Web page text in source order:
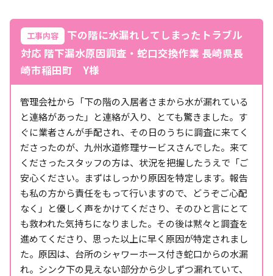
工事内容
下の階に水漏れしてしまったトラブル
対応 階下漏水原因調査・蛇口交換作業 長崎県長
崎市稲田町 Y様
管理会社から「下の階の入居者さまから水が漏れている
と連絡があった」と連絡が入り、とても驚きました。す
ぐに業者さんが手配され、その日のうちに調査に来てく
ださったのが、九州水道修理サービスさんでした。来て
くださったスタッフの方は、状況を把握したうえで「ご
安心ください。まずはしっかり原因を特定します。報告
も私の方から責任をもって行いますので、どうぞご心配
なく」と優しく声をかけてくださり、そのひと言にとて
も救われた気持ちになりました。その後は黙々と調査を
進めてくださり、思った以上に早く原因が特定されまし
た。原因は、台所のシャワーホース付き蛇口からの水漏
れ。シンク下の見えない部分から少しずつ漏れていて、